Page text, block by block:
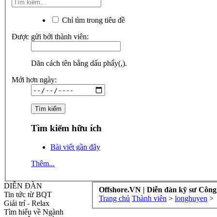
Chỉ tìm trong tiêu đề
Được gửi bởi thành viên:
Dãn cách tên bằng dấu phẩy(,).
Mới hơn ngày:
Tìm kiếm hữu ích
Bài viết gần đây
Thêm...
DIỄN ĐÀN
Tin tức từ BQT
Giải trí - Relax
Tìm hiểu về Ngành
Offshore.VN | Diễn đàn kỹ sư
Trang chủ Thành viên > longhuyen >